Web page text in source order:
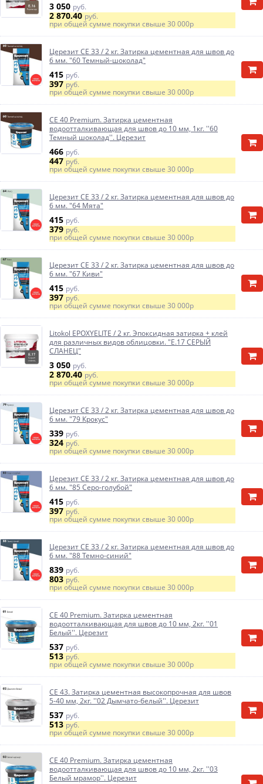
3 050 руб.
2 870.40руб.
при общей сумме покупки свыше 30 000р
Церезит CE 33 / 2 кг. Затирка цементная для швов до
6 мм. "60 Темный-шоколад"
415 руб.
397руб.
при общей сумме покупки свыше 30 000р
CE 40 Premium. Затирка цементная
водоотталкивающая для швов до 10 мм, 1кг. ''60
Темный шоколад''. Церезит
466 руб.
447руб.
при общей сумме покупки свыше 30 000р
Церезит CE 33 / 2 кг. Затирка цементная для швов до
6 мм. "64 Мята"
415 руб.
379руб.
при общей сумме покупки свыше 30 000р
Церезит CE 33 / 2 кг. Затирка цементная для швов до
6 мм. "67 Киви"
415 руб.
397руб.
при общей сумме покупки свыше 30 000р
Litokol EPOXYELITE / 2 кг. Эпоксидная затирка + клей
для различных видов облицовки. "E.17 СЕРЫЙ
СЛАНЕЦ"
3 050 руб.
2 870.40руб.
при общей сумме покупки свыше 30 000р
Церезит CE 33 / 2 кг. Затирка цементная для швов до
6 мм. "79 Крокус"
339 руб.
324руб.
при общей сумме покупки свыше 30 000р
Церезит CE 33 / 2 кг. Затирка цементная для швов до
6 мм. "85 Серо-голубой"
415 руб.
397руб.
при общей сумме покупки свыше 30 000р
Церезит CE 33 / 2 кг. Затирка цементная для швов до
6 мм. "88 Темно-синий"
839 руб.
803руб.
при общей сумме покупки свыше 30 000р
CE 40 Premium. Затирка цементная
водоотталкивающая для швов до 10 мм, 2кг. ''01
Белый''. Церезит
537 руб.
513руб.
при общей сумме покупки свыше 30 000р
CE 43. Затирка цементная высокопрочная для швов
5-40 мм, 2кг. ''02 Дымчато-белый''. Церезит
537 руб.
513руб.
при общей сумме покупки свыше 30 000р
CE 40 Premium. Затирка цементная
водоотталкивающая для швов до 10 мм, 2кг. ''03
Белый мрамор''. Церезит